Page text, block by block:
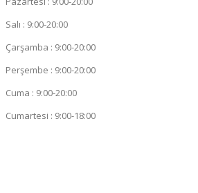
Salı : 9:00-20:00
Çarşamba : 9:00-20:00
Perşembe : 9:00-20:00
Cuma : 9:00-20:00
Cumartesi : 9:00-18:00